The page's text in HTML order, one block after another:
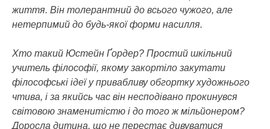
життя. Він толерантний до всього чужого, але
нетерпимий до будь-якої форми насилля.
Хто такий Юстейн Ґордер? Простий шкільний
учитель філософії, якому закортіло закутати
філософські ідеї у привабливу обгортку художнього
чтива, і за якийсь час він несподівано прокинувся
світовою знаменитістю і до того ж мільйонером?
Доросла дитина, що не перестає дивуватися